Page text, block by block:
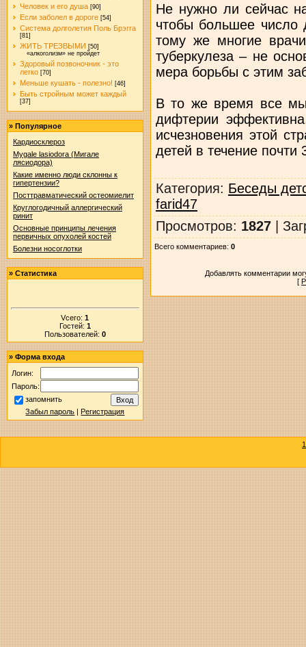
Человек и его душа [90]
Если заболел в дороге [54]
Система долголетия Поль Брэгга
[81]
ЖИТЬ ТРЕЗВЫМИ [50]
«алкоголизм» не пройдет
Здоровый позвоночник - это
легко [70]
Меньше кушать - полезно! [46]
Быть стройным может каждый
[37]
» Популярное
Кардиосклероз
Mygale lasiodora (Мигале
лясиодора)
Какие именно люди склонны к
гипертензии?
Посттравматический остеомиелит
Круглогодичный аллергический
ринит
Основные принципы лечения
первичных опухолей костей
Болезни носоглотки
» Статистика
Vсего:1
Гостей: 1
Пользователей: 0
» Форма входа
Логин:
Пароль:
запомнить
Забыл пароль |Регистрация
Не нужно ли сейчас
чтобы большее число
тому же многие
туберкулеза – не
мера борьбы с этим
В то же время все мы
дифтерии
исчезновения этой
детей в течение почти
Категория: Беседы
farid47
Просмотров: 1827|
Всего комментариев: 0
Добавлять комментарии
[